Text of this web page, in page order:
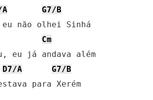
A
G7/B
não olhei Sinhá
Cm
eu já andava além
D7/A
G7/B
para Xerém